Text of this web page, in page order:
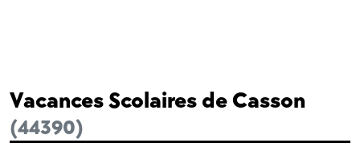
Vacances Scolaires de Casson
(44390)